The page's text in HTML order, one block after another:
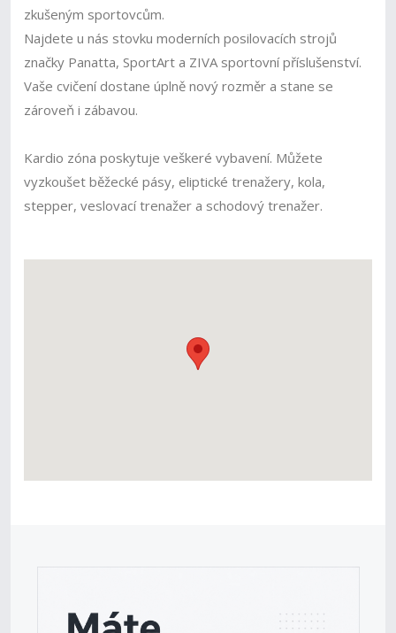
zkušeným sportovcům.
Najdete u nás stovku moderních posilovacích strojů
značky Panatta, SportArt a ZIVA sportovní příslušenství.
Vaše cvičení dostane úplně nový rozměr a stane se
zároveň i zábavou.
Kardio zóna poskytuje veškeré vybavení. Můžete
vyzkoušet běžecké pásy, eliptické trenažery, kola,
stepper, veslovací trenažer a schodový trenažer.